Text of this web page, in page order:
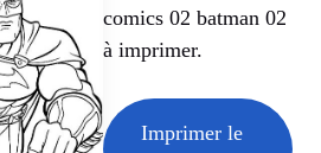
comics 02 batman 02
à imprimer.
Imprimer le